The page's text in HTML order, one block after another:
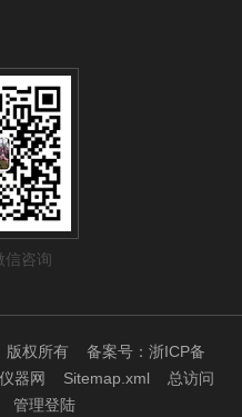
咨询
版权所有备案号：浙ICP备
器网 Sitemap.xml 总访问
管理登陆